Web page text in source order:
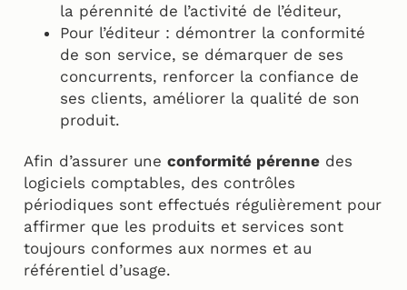
la pérennité de l’activité de l’éditeur,
Pour l’éditeur : démontrer la conformité
de son service, se démarquer de ses
concurrents, renforcer la confiance de
ses clients, améliorer la qualité de son
produit.
Afin d’assurer une conformité pérenne des
logiciels comptables, des contrôles
périodiques sont effectués régulièrement pour
affirmer que les produits et services sont
toujours conformes aux normes et au
référentiel d’usage.